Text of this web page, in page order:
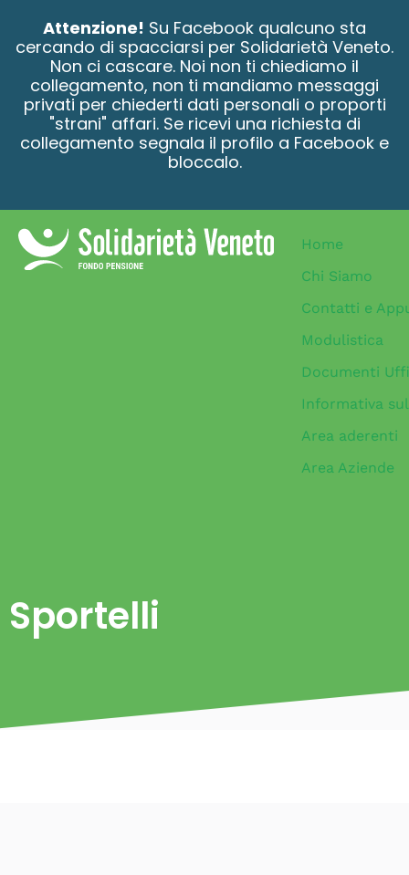
Attenzione! Su Facebook qualcuno sta
cercando di spacciarsi per Solidarietà Veneto.
Non ci cascare. Noi non ti chiediamo il
collegamento, non ti mandiamo messaggi
privati per chiederti dati personali o proporti
"strani" affari. Se ricevi una richiesta di
collegamento segnala il profilo a Facebook e
bloccalo.
Home
Chi Siamo
Contatti e
Modulistica
Documenti
Informativa
Area aderenti
Area Aziende
Sportelli